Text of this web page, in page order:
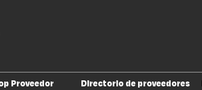
Proveedor
Directorio de proveedores